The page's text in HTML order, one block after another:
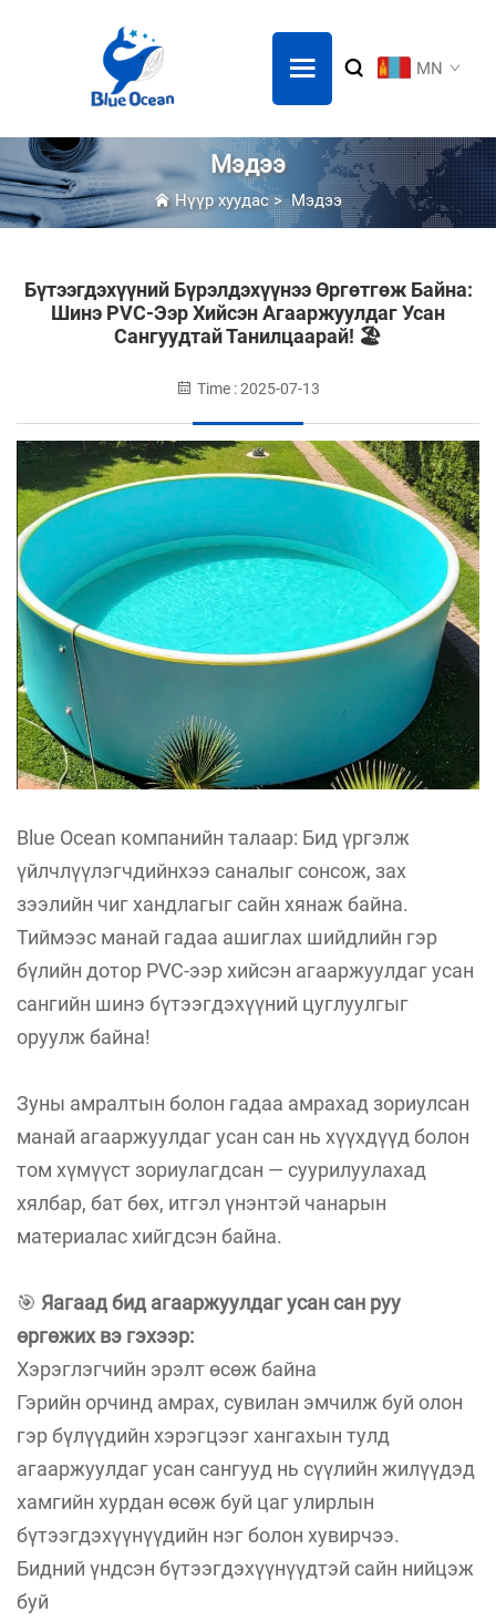
MN
Мэдээ
Нүүр хуудас>Мэдээ
Бүтээгдэхүүний Бүрэлдэхүүнээ Өргөтгөж Байна:
Шинэ PVC-Ээр Хийсэн Агааржуулдаг Усан
Сангуудтай Танилцаарай! 🏖️
Time : 2025-07-13
Blue Ocean компанийн талаар: Бид үргэлж
үйлчлүүлэгчдийнхээ саналыг сонсож, зах
зээлийн чиг хандлагыг сайн хянаж байна.
Тиймээс манай гадаа ашиглах шийдлийн гэр
бүлийн дотор PVC-ээр хийсэн агааржуулдаг усан
сангийн шинэ бүтээгдэхүүний цуглуулгыг
оруулж байна!
Зуны амралтын болон гадаа амрахад зориулсан
манай агааржуулдаг усан сан нь хүүхдүүд болон
том хүмүүст зориулагдсан — суурилуулахад
хялбар, бат бөх, итгэл үнэнтэй чанарын
материалас хийгдсэн байна.
🎯 Яагаад бид агааржуулдаг усан сан руу
өргөжих вэ гэхээр:
Хэрэглэгчийн эрэлт өсөж байна
Гэрийн орчинд амрах, сувилан эмчилж буй олон
гэр бүлүүдийн хэрэгцээг хангахын тулд
агааржуулдаг усан сангууд нь сүүлийн жилүүдэд
хамгийн хурдан өсөж буй цаг улирлын
бүтээгдэхүүнүүдийн нэг болон хувирчээ.
Бидний үндсэн бүтээгдэхүүнүүдтэй сайн нийцэж
буй